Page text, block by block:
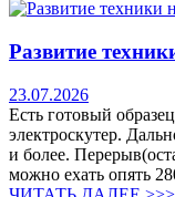
Развитие
23.07.2026
Есть готовый
электроскутер.
и более.
можно ехать опять